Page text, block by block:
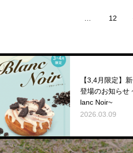
12
【3,4月限定】新作
登場のお知らせ ~B
lanc Noir~
2026.03.09